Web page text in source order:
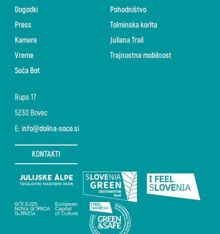
Rupa 17
5230 Bovec
E: info@dolina-soce.si
KONTAKTI
Dogodki
Press
Kamere
Vreme
Soča Bot
Pohodništvo
Tolminska korita
Juliana Trail
Trajnostna mobilnost